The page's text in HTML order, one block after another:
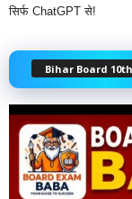
सिर्फ ChatGPT से!
Bihar Board